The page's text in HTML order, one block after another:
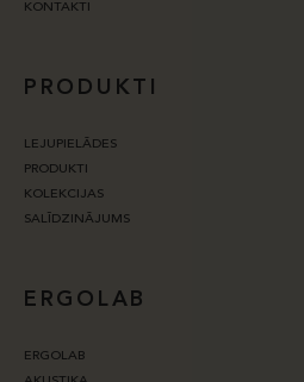
KONTAKTI
PRODUKTI
LEJUPIELĀDES
PRODUKTI
KOLEKCIJAS
SALĪDZINĀJUMS
ERGOLAB
ERGOLAB